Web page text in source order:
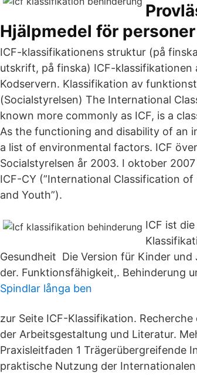
Hjälpmedel för personer
ICF-klassifikationens struktur (på
utskrift, på finska) ICF-
Kodservern. Klassifikation av
(Socialstyrelsen) The International
known more commonly as ICF, is a
As the functioning and disability of an
a list of environmental factors. ICF
Socialstyrelsen år 2003. I oktober
ICF-CY (”International Classification
and Youth”).
ICF ist
Gesundheit Die Version für Kinder
der. Funktionsfähigkeit,. Behinderung
Spindlar långa ben
zur Seite ICF-Klassifikation.
der Arbeitsgestaltung und Literatur.
Praxisleitfaden 1 Trägerübergreifende
praktische Nutzung der